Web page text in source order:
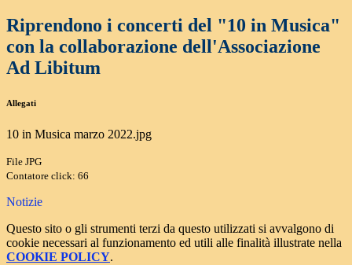
Riprendono i concerti del "10 in Musica"
con la collaborazione dell'Associazione
Ad Libitum
Allegati
10 in Musica marzo 2022.jpg
File JPG
Contatore click: 66
Notizie
Questo sito o gli strumenti terzi da questo utilizzati si avvalgono di
cookie necessari al funzionamento ed utili alle finalità illustrate nella
COOKIE POLICY.